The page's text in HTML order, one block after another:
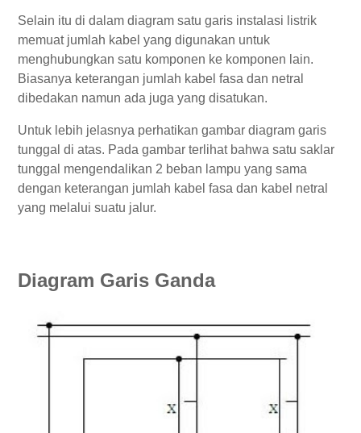
Selain itu di dalam diagram satu garis instalasi listrik
memuat jumlah kabel yang digunakan untuk
menghubungkan satu komponen ke komponen lain.
Biasanya keterangan jumlah kabel fasa dan netral
dibedakan namun ada juga yang disatukan.
Untuk lebih jelasnya perhatikan gambar diagram garis
tunggal di atas. Pada gambar terlihat bahwa satu saklar
tunggal mengendalikan 2 beban lampu yang sama
dengan keterangan jumlah kabel fasa dan kabel netral
yang melalui suatu jalur.
Diagram Garis Ganda